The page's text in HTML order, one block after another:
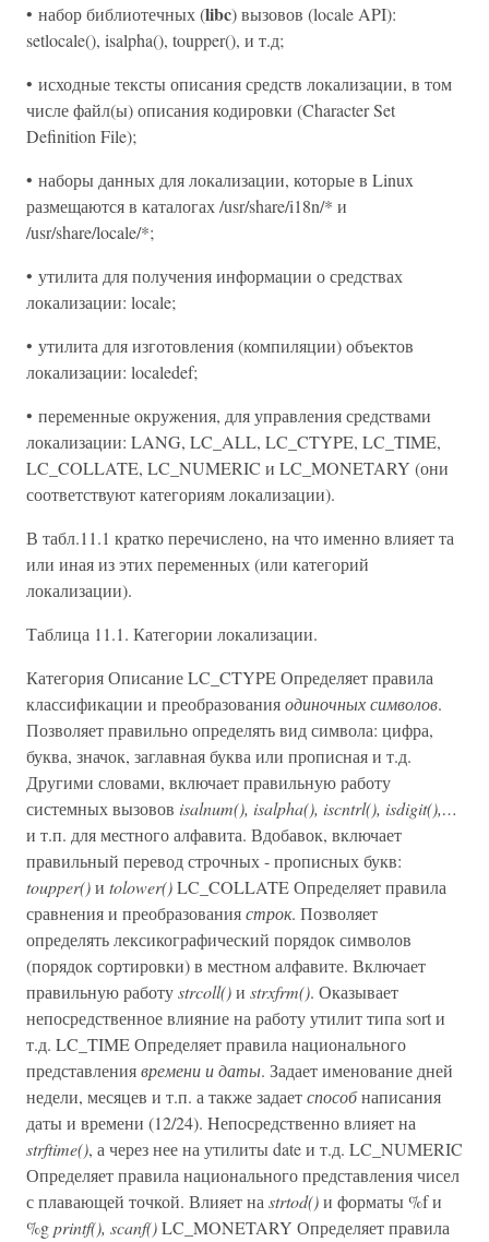
• набор библиотечных (libc) вызовов (locale API):
setlocale(), isalpha(), toupper(), и т.д;
• исходные тексты описания средств локализации, в том
числе файл(ы) описания кодировки (Character Set
Definition File);
• наборы данных для локализации, которые в Linux
размещаются в каталогах /usr/share/i18n/* и
/usr/share/locale/*;
• утилита для получения информации о средствах
локализации: locale;
• утилита для изготовления (компиляции) объектов
локализации: localedef;
• переменные окружения, для управления средствами
локализации: LANG, LC_ALL, LC_CTYPE, LC_TIME,
LC_COLLATE, LC_NUMERIC и LC_MONETARY (они
соответствуют категориям локализации).
В табл.11.1 кратко перечислено, на что именно влияет та
или иная из этих переменных (или категорий
локализации).
Таблица 11.1. Категории локализации.
Категория Описание LC_CTYPE Определяет правила
классификации и преобразованияодиночных символов.
Позволяет правильно определять вид символа: цифра,
буква, значок, заглавная буква или прописная и т.д.
Другими словами, включает правильную работу
системных вызовов isalnum(), isalpha(), iscntrl(), isdigit(),…
и т.п. для местного алфавита. Вдобавок, включает
правильный перевод строчных - прописных букв:
toupper()и tolower()LC_COLLATE Определяет правила
сравнения и преобразованиястрок. Позволяет
определять лексикографический порядок символов
(порядок сортировки) в местном алфавите. Включает
правильную работуstrcoll()и strxfrm(). Оказывает
непосредственное влияние на работу утилит типа sort и
т.д. LC_TIME Определяет правила национального
представлениявремени и даты. Задает именование дней
недели, месяцев и т.п. а также задаетспособнаписания
даты и времени (12/24). Hепосредственно влияет на
strftime(), а через нее на утилиты date и т.д. LC_NUMERIC
Определяет правила национального представления чисел
с плавающей точкой. Влияет на strtod()и форматы %f и
%gprintf(), scanf()LC_MONETARY Определяет правила